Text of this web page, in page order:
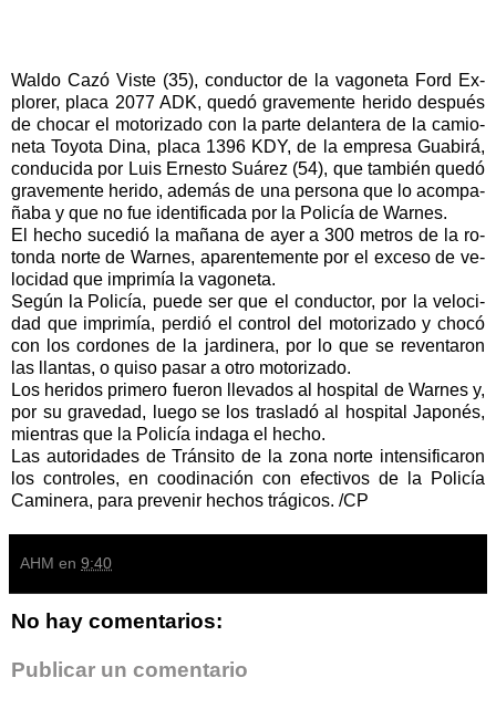
Wal­do Ca­zó Vis­te (35), con­duc­tor de la va­go­ne­ta Ford Ex­
plo­rer, pla­ca 2077 ADK, que­dó gra­ve­men­te he­ri­do des­pués
de cho­car el mo­to­ri­za­do con la par­te de­lan­te­ra de la ca­mio­
ne­ta To­yo­ta Di­na, pla­ca 1396 KDY, de la em­pre­sa Gua­bi­rá,
con­du­ci­da por Luis Er­nes­to Suá­rez (54), que tam­bién que­dó
gra­ve­men­te he­ri­do, ade­más de una per­so­na que lo acom­pa­
ña­ba y que no fue iden­ti­fi­ca­da por la Po­li­cía de War­nes.
El he­cho su­ce­dió la mañana de ayer a 300 me­tros de la ro­
ton­da nor­te de War­nes, apa­ren­te­men­te por el ex­ce­so de ve­
lo­ci­dad que im­pri­mía la va­go­ne­ta.
Se­gún la Po­li­cía, pue­de ser que el con­duc­tor, por la ve­lo­ci­
dad que im­pri­mía, per­dió el con­trol del mo­to­ri­za­do y cho­có
con los cor­do­nes de la jar­di­ne­ra, por lo que se re­ven­taron
las llan­tas, o qui­so pa­sar a otro mo­to­ri­za­do.
Los he­ri­dos pri­me­ro fue­ron lle­va­dos al hos­pi­tal de War­nes y,
por su gra­ve­dad, luego se los tras­la­dó al hos­pi­tal Ja­po­nés,
mientras que la Policía indaga el hecho.
Las autoridades de Tránsito de la zona norte intensificaron
los controles, en coodinación con efectivos de la Policía
Caminera, para prevenir hechos trágicos. /CP
AHM en 9:40
No hay comentarios:
Publicar un comentario